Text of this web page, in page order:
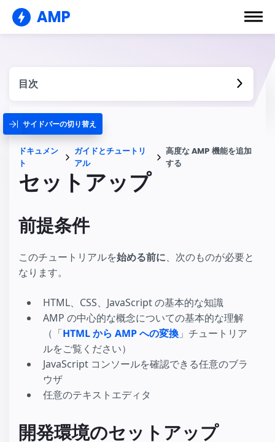
AMP
目次
サイドバーの切り替え
ドキュメン
ト
ガイドとチュートリ
アル
高度な AMP 機能を追加
する
セットアップ
前提条件
このチュートリアルを始める前に、次のものが必要と
なります。
HTML、CSS、JavaScript の基本的な知識
AMP の中心的な概念についての基本的な理解
（「HTML から AMP への変換 」チュートリア
ルをご覧ください）
JavaScript コンソールを確認できる任意のブラ
ウザ
任意のテキストエディタ
開発環境のセットアップ